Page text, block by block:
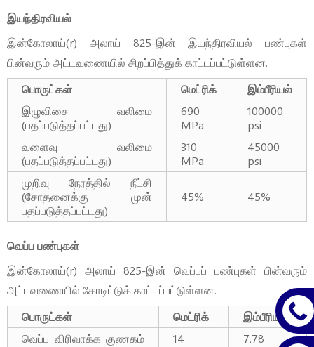
இயந்திரவியல்
இன்கோலாய்(r) அலாய் 825-இன் இயந்திரவியல் பண்புகள்
பின்வரும் அட்டவணையில் சிறப்பித்துக் காட்டப்பட்டுள்ளன.
பொருட்கள்
மெட்ரிக்
இம்பீரியல்
இழுவிசை வலிமை
(பதப்படுத்தப்பட்டது)
690
MPa
100000
psi
வளைவு வலிமை
(பதப்படுத்தப்பட்டது)
310
MPa
45000
psi
முறிவு நேரத்தில் நீட்சி
(சோதனைக்கு முன்
பதப்படுத்தப்பட்டது)
45% 45%
வெப்ப பண்புகள்
இன்கோலாய்(r) அலாய் 825-இன் வெப்பப் பண்புகள் பின்வரும்
அட்டவணையில் கோடிட்டுக் காட்டப்பட்டுள்ளன.
பொருட்கள்
மெட்ரிக்
இம்பீரியல்
வெப்ப விரிவாக்க குணகம்
14
7.78